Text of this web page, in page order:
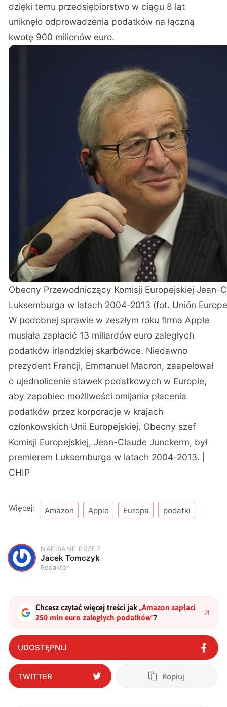
dzięki temu przedsiębiorstwo w ciągu 8 lat
uniknęło odprowadzenia podatków na łączną
kwotę 900 milionów euro.
Obecny Przewodniczący Komisji Europejskiej Jean-
Luksemburga w latach 2004-2013 (fot. Unión
W podobnej sprawie w zeszłym roku firma Apple
musiała zapłacić 13 miliardów euro zaległych
podatków irlandzkiej skarbówce. Niedawno
prezydent Francji, Emmanuel Macron, zaapelował
o ujednolicenie stawek podatkowych w Europie,
aby zapobiec możliwości omijania płacenia
podatków przez korporacje w krajach
członkowskich Unii Europejskiej. Obecny szef
Komisji Europejskiej, Jean-Claude Junckerm, był
premierem Luksemburga w latach 2004-2013. |
CHIP
Więcej: Amazon Apple Europa podatki
J
NAPISANE PRZEZ
Jacek Tomczyk
Redaktor
Chcesz czytać więcej treści jak „Amazon zapłaci
250 mln euro zaległych podatków"?
UDOSTĘPNIJ
TWITTER Kopiuj